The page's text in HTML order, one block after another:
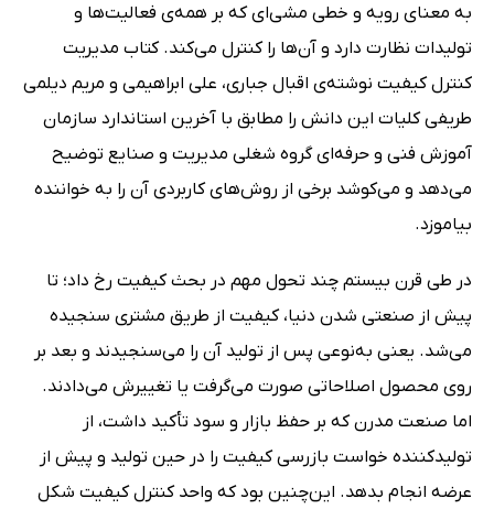
به معنای رویه و خطی مشی‌ای که بر همه‌ی فعالیت‌ها و
تولیدات نظارت دارد و آن‌ها را کنترل می‌کند. کتاب مدیریت
کنترل کیفیت نوشته‌ی اقبال جباری، علی ابراهیمی و مریم دیلمی
طریفی کلیات این دانش را مطابق با آخرین استاندارد سازمان
آموزش فنی و حرفه‌ای‌ گروه شغلی مدیریت و صنایع توضیح
می‌دهد و می‌کوشد برخی از روش‌های کاربردی آن را به خواننده
بیاموزد.
در طی قرن بیستم چند تحول مهم در بحث کیفیت رخ داد؛ تا
پیش از صنعتی شدن دنیا، کیفیت از طریق مشتری سنجیده
می‌شد. یعنی به‌نوعی پس از تولید آن را می‌سنجیدند و بعد بر
روی محصول اصلاحاتی صورت می‌گرفت یا تغییرش می‌دادند.
اما صنعت مدرن که بر حفظ بازار و سود تأکید داشت، از
تولیدکننده خواست بازرسی کیفیت را در حین تولید و پیش از
عرضه انجام بدهد. این‌چنین بود که واحد کنترل کیفیت شکل